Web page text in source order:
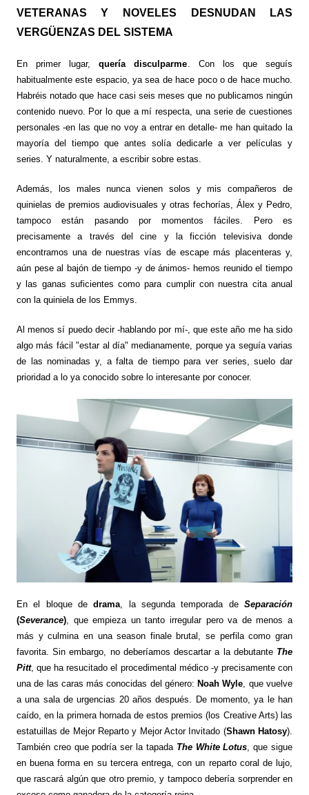
VETERANAS Y NOVELES DESNUDAN LAS
VERGÜENZAS DEL SISTEMA
En primer lugar,quería disculparme . Con los que seguís
habitualmente este espacio, ya sea de hace poco o de hace mucho.
Habréis notado que hace casi seis meses que no publicamos ningún
contenido nuevo. Por lo que a mí respecta, una serie de cuestiones
personales -en las que no voy a entrar en detalle- me han quitado la
mayoría del tiempo que antes solía dedicarle a ver películas y
series. Y naturalmente, a escribir sobre estas.
Además, los males nunca vienen solos y mis compañeros de
quinielas de premios audiovisuales y otras fechorías, Álex y Pedro,
tampoco están pasando por momentos fáciles. Pero es
precisamente a través del cine y la ficción televisiva donde
encontramos una de nuestras vías de escape más placenteras y,
aún pese al bajón de tiempo -y de ánimos- hemos reunido el tiempo
y las ganas suficientes como para cumplir con nuestra cita anual
con la quiniela de los Emmys.
Al menos sí puedo decir -hablando por mí-, que este año me ha sido
algo más fácil "estar al día" medianamente, porque ya seguía varias
de las nominadas y, a falta de tiempo para ver series, suelo dar
prioridad a lo ya conocido sobre lo interesante por conocer.
En el bloque dedrama, la segunda temporada deSeparación
(Severance), que empieza un tanto irregular pero va de menos a
más y culmina en una season finale brutal, se perfila como gran
favorita. Sin embargo, no deberíamos descartar a la debutante The
Pitt, que ha resucitado el procedimental médico -y precisamente con
una de las caras más conocidas del género: Noah Wyle, que vuelve
a una sala de urgencias 20 años después. De momento, ya le han
caído, en la primera hornada de estos premios (los Creative Arts) las
estatuillas de Mejor Reparto y Mejor Actor Invitado (Shawn Hatosy).
También creo que podría ser la tapada The White Lotus, que sigue
en buena forma en su tercera entrega, con un reparto coral de lujo,
que rascará algún que otro premio, y tampoco debería sorprender en